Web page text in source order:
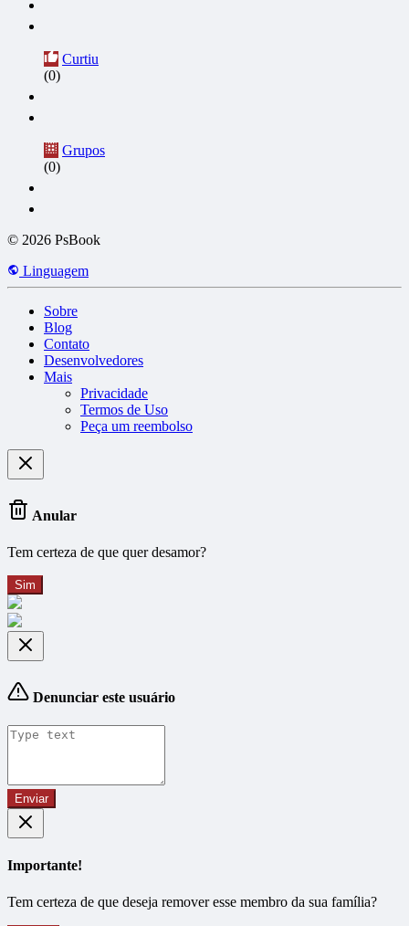
Curtiu
(0)
Grupos
(0)
© 2026 PsBook
Linguagem
Sobre
Blog
Contato
Desenvolvedores
Mais
Privacidade
Termos de Uso
Peça um reembolso
Anular
Tem certeza de que quer desamor?
Sim
Denunciar este usuário
Enviar
Importante!
Tem certeza de que deseja remover esse membro da sua família?